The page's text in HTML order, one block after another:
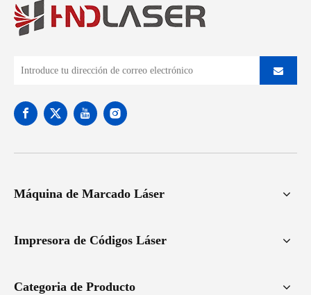
Máquina de Marcado Láser
Impresora de Códigos Láser
Categoria de Producto